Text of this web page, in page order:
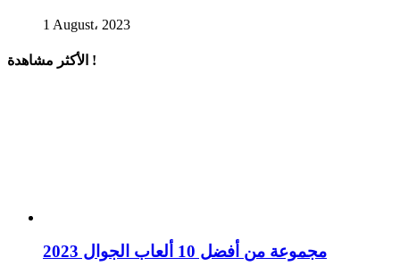
1 August، 2023
الأكثر مشاهدة !
مجموعة من أفضل 10 ألعاب الجوال 2023